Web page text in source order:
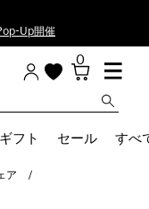
Up開催
0
ギフト セール すべ
ア